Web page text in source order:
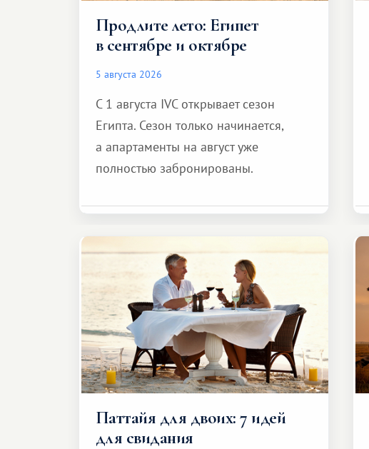
Продлите лето: Египет
в сентябре и октябре
5 августа 2026
С 1 августа IVC открывает сезон
Египта. Сезон только начинается,
а апартаменты на август уже
полностью забронированы.
Паттайя для двоих: 7 идей
для свидания